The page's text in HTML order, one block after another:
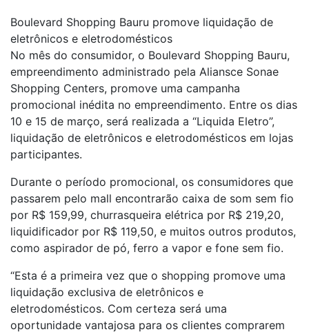
Boulevard Shopping Bauru promove liquidação de
eletrônicos e eletrodomésticos
No mês do consumidor, o Boulevard Shopping Bauru,
empreendimento administrado pela Aliansce Sonae
Shopping Centers, promove uma campanha
promocional inédita no empreendimento. Entre os dias
10 e 15 de março, será realizada a “Liquida Eletro”,
liquidação de eletrônicos e eletrodomésticos em lojas
participantes.
Durante o período promocional, os consumidores que
passarem pelo mall encontrarão caixa de som sem fio
por R$ 159,99, churrasqueira elétrica por R$ 219,20,
liquidificador por R$ 119,50, e muitos outros produtos,
como aspirador de pó, ferro a vapor e fone sem fio.
“Esta é a primeira vez que o shopping promove uma
liquidação exclusiva de eletrônicos e
eletrodomésticos. Com certeza será uma
oportunidade vantajosa para os clientes comprarem